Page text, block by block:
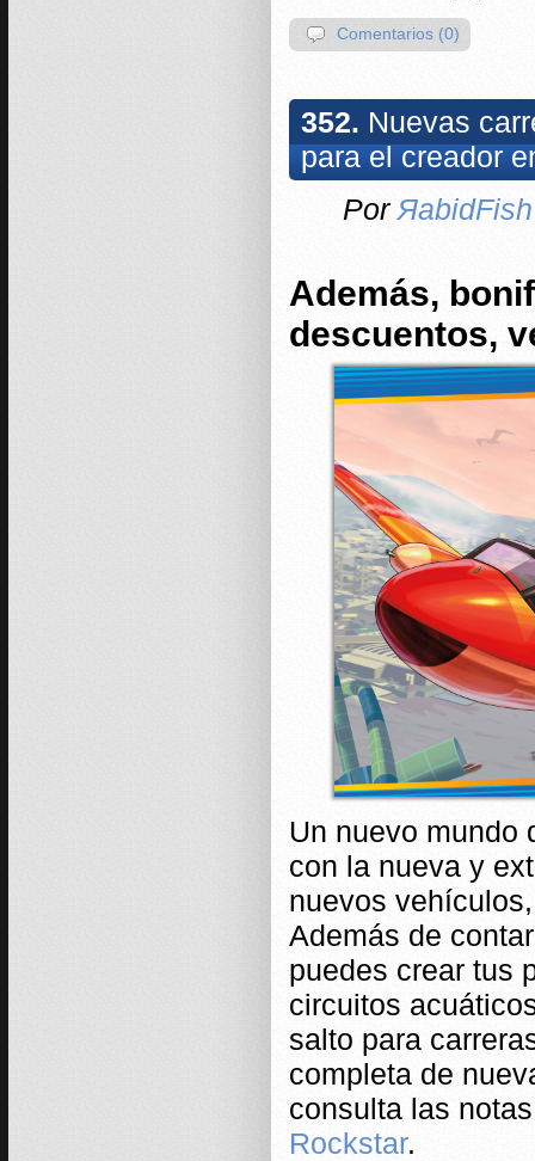
Comentarios (0)
352. Nuevas
para el creador
Por ЯabidFish
Además,
descuentos,
Un nuevo mundo
con la nueva y
nuevos
Además de
puedes crear tus
circuitos
salto para
completa de
consulta las
Rockstar.